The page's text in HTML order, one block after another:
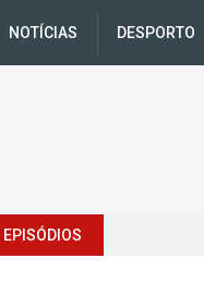
NOTÍCIAS DESPORTO
EPISÓDIOS